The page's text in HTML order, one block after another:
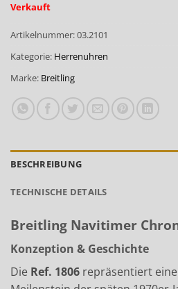
Verkauft
Artikelnummer:03.2101
Kategorie: Herrenuhren
Marke: Breitling
BESCHREIBUNG
TECHNISCHE DETAILS
Breitling Navitimer
Konzeption & Geschichte
Die Ref. 1806 repräsentiert